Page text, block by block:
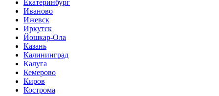
Екатеринбург
Иваново
Ижевск
Иркутск
Йошкар-Ола
Казань
Калининград
Калуга
Кемерово
Киров
Кострома